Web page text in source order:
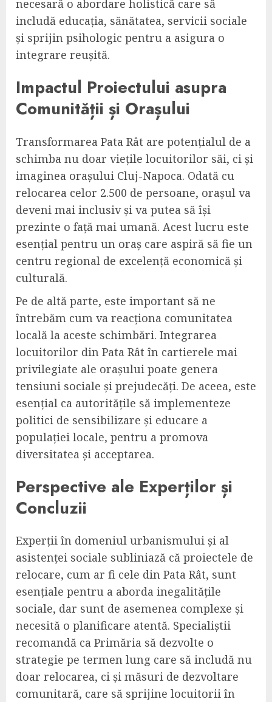
necesară o abordare holistică care să
includă educația, sănătatea, servicii sociale
și sprijin psihologic pentru a asigura o
integrare reușită.
Impactul Proiectului asupra
Comunității și Orașului
Transformarea Pata Rât are potențialul de a
schimba nu doar viețile locuitorilor săi, ci și
imaginea orașului Cluj-Napoca. Odată cu
relocarea celor 2.500 de persoane, orașul va
deveni mai inclusiv și va putea să își
prezinte o față mai umană. Acest lucru este
esențial pentru un oraș care aspiră să fie un
centru regional de excelență economică și
culturală.
Pe de altă parte, este important să ne
întrebăm cum va reacționa comunitatea
locală la aceste schimbări. Integrarea
locuitorilor din Pata Rât în cartierele mai
privilegiate ale orașului poate genera
tensiuni sociale și prejudecăți. De aceea, este
esențial ca autoritățile să implementeze
politici de sensibilizare și educare a
populației locale, pentru a promova
diversitatea și acceptarea.
Perspective ale Experților și
Concluzii
Experții în domeniul urbanismului și al
asistenței sociale subliniază că proiectele de
relocare, cum ar fi cele din Pata Rât, sunt
esențiale pentru a aborda inegalitățile
sociale, dar sunt de asemenea complexe și
necesită o planificare atentă. Specialiștii
recomandă ca Primăria să dezvolte o
strategie pe termen lung care să includă nu
doar relocarea, ci și măsuri de dezvoltare
comunitară, care să sprijine locuitorii în